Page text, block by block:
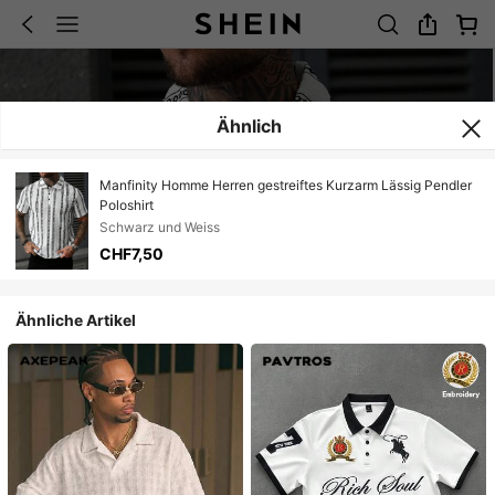
Ähnlich
Manfinity Homme Herren gestreiftes Kurzarm Lässig Pendler
Poloshirt
Schwarz und Weiss
CHF7,50
Ähnliche Artikel